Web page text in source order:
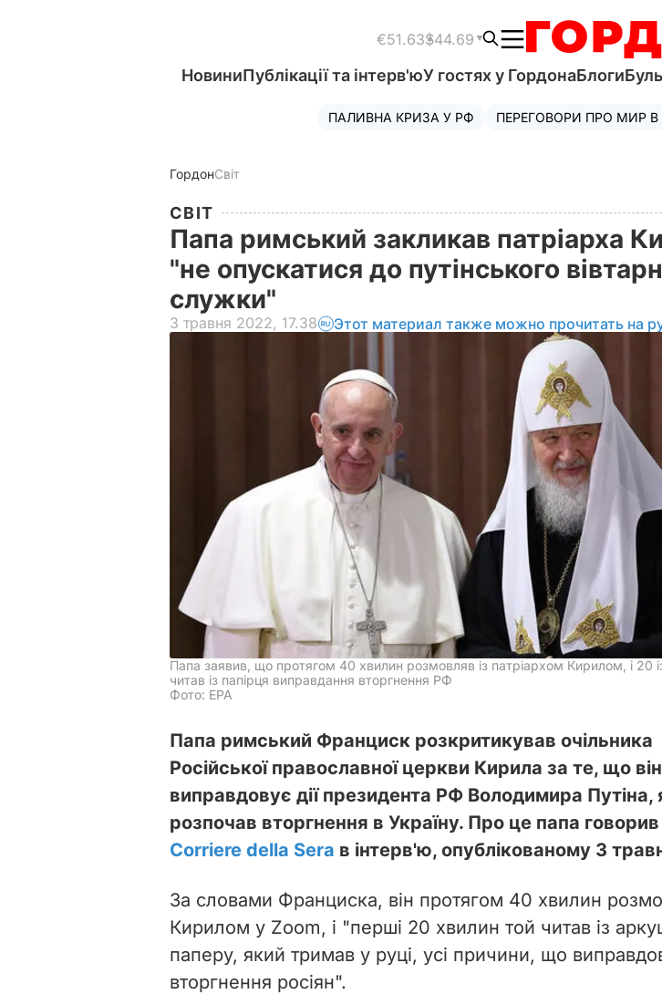
€51.63$44.69
НовиниПублікації та інтерв'юУ гостях у ГордонаБлоги
ПАЛИВНА КРИЗА У РФ ПЕРЕГОВОРИ ПРО МИР В
ГордонСвіт
СВІТ
Папа римський закликав патріарха
"не опускатися до путінського
служки"
3 травня 2022, 17.38 Этот материал также можно прочитать на
Папа заявив, що протягом 40 хвилин розмовляв із патріархом Кирилом, і 20
читав із папірця виправдання вторгнення РФ
Фото: EPA
Папа римський Франциск розкритикував очільника
Російської православної церкви Кирила за те, що він
виправдовує дії президента РФ Володимира Путіна,
розпочав вторгнення в Україну. Про це папа говорив
Corriere della Sera в інтерв'ю, опублікованому 3
За словами Франциска, він протягом 40 хвилин
Кирилом у Zoom, і "перші 20 хвилин той читав із
паперу, який тримав у руці, усі причини, що
вторгнення росіян".